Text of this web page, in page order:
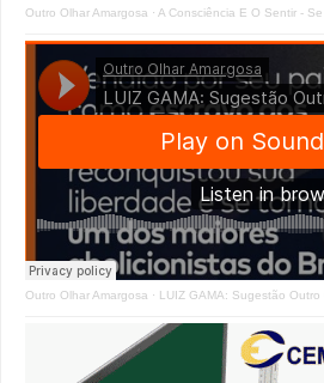
Outro Olhar Amargosa · A Consciência E O Sentir -
Outro Olhar Amargosa · LUIZ GAMA: Sugestão Outro